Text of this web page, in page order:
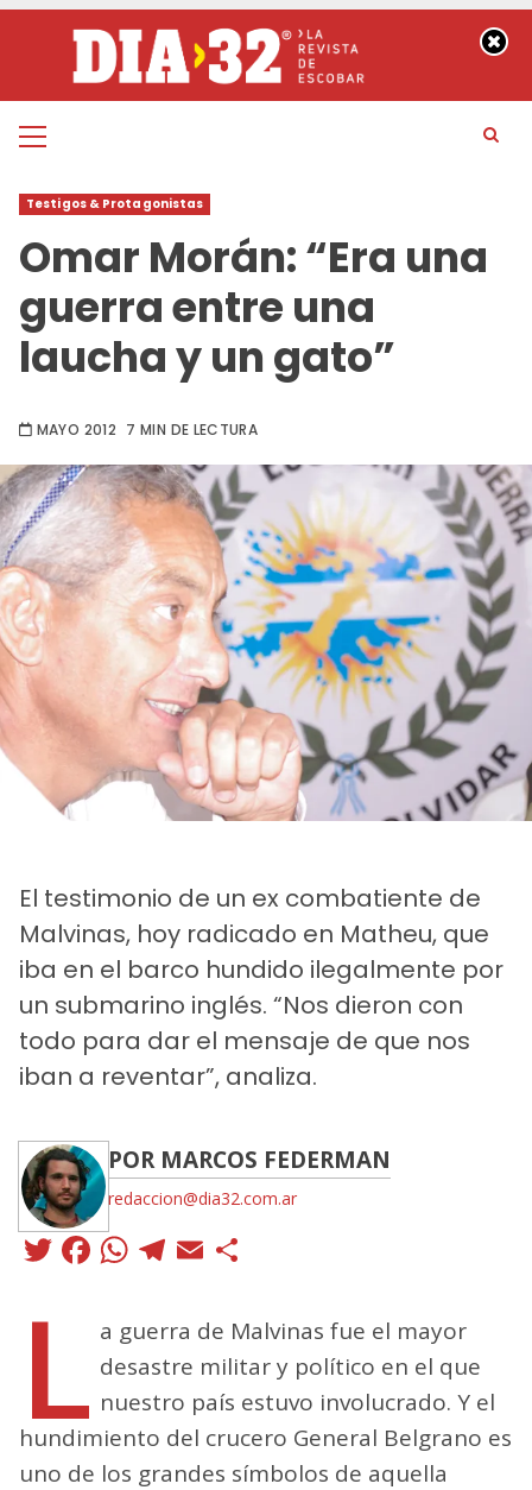
contenido
Menú
Testigos & Protagonistas
Omar Morán: “Era una
guerra entre una
laucha y un gato”
MAYO 2012 7 MIN DE LECTURA
El testimonio de un ex combatiente de
Malvinas, hoy radicado en Matheu, que
iba en el barco hundido ilegalmente por
un submarino inglés. “Nos dieron con
todo para dar el mensaje de que nos
iban a reventar”, analiza.
POR MARCOS FEDERMAN
redaccion@dia32.com.ar
Twitter
Facebook
WhatsApp
Telegram
Email
L a guerra de Malvinas fue el mayor
desastre militar y político en el que
nuestro país estuvo involucrado. Y el
hundimiento del crucero General Belgrano es
uno de los grandes símbolos de aquella